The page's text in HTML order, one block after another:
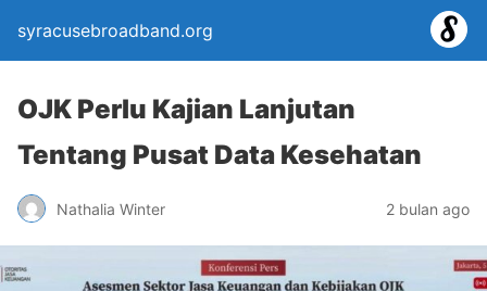
syracusebroadband.org
OJK Perlu Kajian Lanjutan
Tentang Pusat Data Kesehatan
Nathalia Winter 2 bulan ago